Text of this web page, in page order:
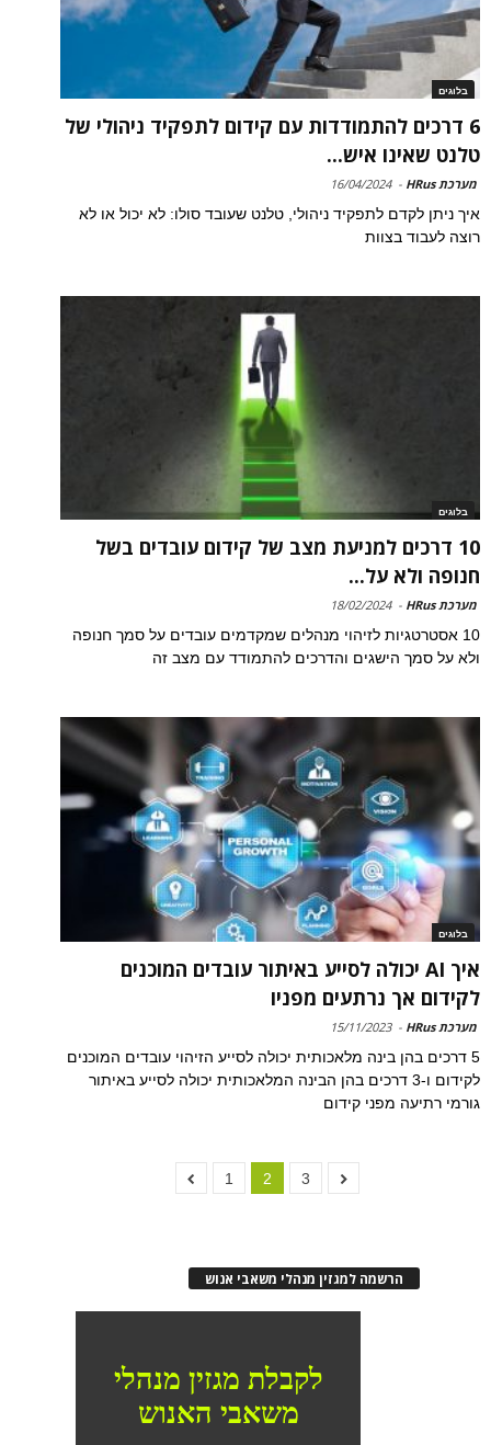
בלוגים
6 דרכים להתמודדות עם קידום לתפקיד ניהולי של
טלנט שאינו איש...
מערכת HRus -
16/04/2024
איך ניתן לקדם לתפקיד ניהולי, טלנט שעובד סולו: לא יכול או לא
רוצה לעבוד בצוות
בלוגים
10 דרכים למניעת מצב של קידום עובדים בשל
חנופה ולא על...
מערכת HRus -
18/02/2024
10 אסטרטגיות לזיהוי מנהלים שמקדמים עובדים על סמך חנופה
ולא על סמך הישגים והדרכים להתמודד עם מצב זה
בלוגים
איך AI יכולה לסייע באיתור עובדים המוכנים
לקידום אך נרתעים מפניו
מערכת HRus -
15/11/2023
5 דרכים בהן בינה מלאכותית יכולה לסייע הזיהוי עובדים המוכנים
לקידום ו-3 דרכים בהן הבינה המלאכותית יכולה לסייע באיתור
גורמי רתיעה מפני קידום
1 2 3
הרשמה למגזין מנהלי משאבי אנוש